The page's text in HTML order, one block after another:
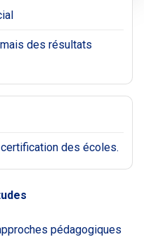
des résultats
des écoles.
pédagogiques